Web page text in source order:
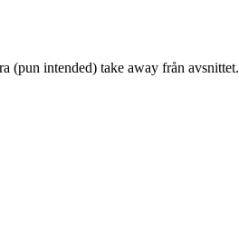
(pun intended) take away från avsnittet.